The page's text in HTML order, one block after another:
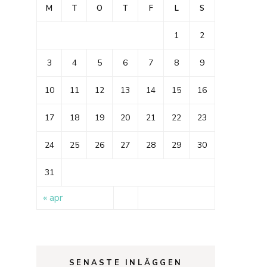
M T O T F L S
1 2
3 4 5 6 7 8 9
10 11 12 13 14 15 16
17 18 19 20 21 22 23
24 25 26 27 28 29 30
31
« apr
SENASTE INLÄGGEN